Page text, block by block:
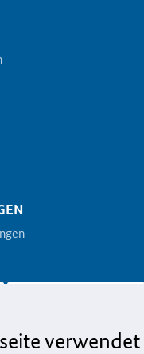
Lesbarkeit wird auf die